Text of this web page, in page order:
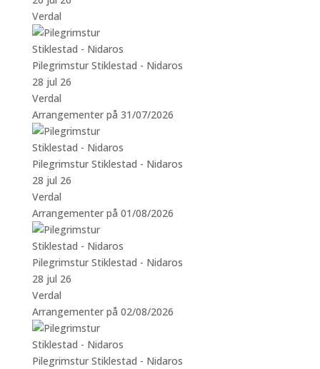
Verdal
Pilegrimstur Stiklestad - Nidaros
28 jul 26
Verdal
Arrangementer på 31/07/2026
Pilegrimstur Stiklestad - Nidaros
28 jul 26
Verdal
Arrangementer på 01/08/2026
Pilegrimstur Stiklestad - Nidaros
28 jul 26
Verdal
Arrangementer på 02/08/2026
Pilegrimstur Stiklestad - Nidaros